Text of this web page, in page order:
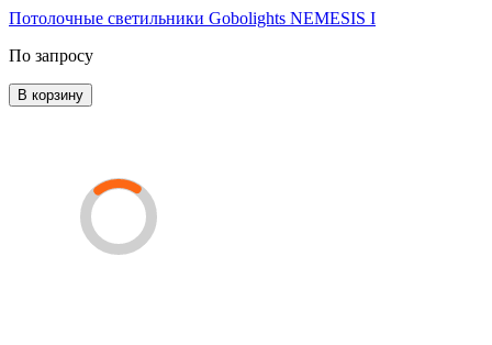
Потолочные светильники Gobolights NEMESIS I
По запросу
В корзину